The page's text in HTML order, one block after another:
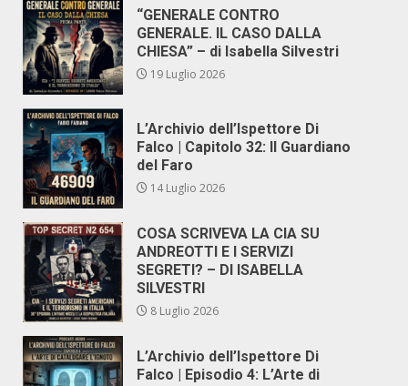
“GENERALE CONTRO
GENERALE. IL CASO DALLA
CHIESA” – di Isabella Silvestri
19 Luglio 2026
L’Archivio dell’Ispettore Di
Falco | Capitolo 32: Il Guardiano
del Faro
14 Luglio 2026
COSA SCRIVEVA LA CIA SU
ANDREOTTI E I SERVIZI
SEGRETI? – DI ISABELLA
SILVESTRI
8 Luglio 2026
L’Archivio dell’Ispettore Di
Falco | Episodio 4: L’Arte di